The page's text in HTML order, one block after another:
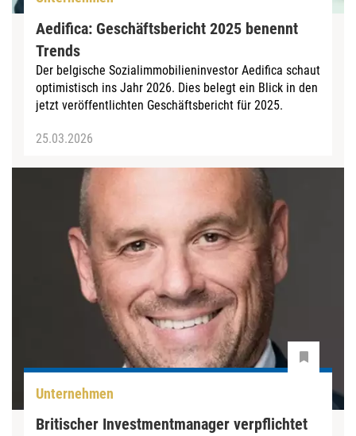
Aedifica: Geschäftsbericht 2025 benennt
Trends
Der belgische Sozialimmobilieninvestor Aedifica schaut
optimistisch ins Jahr 2026. Dies belegt ein Blick in den
jetzt veröffentlichten Geschäftsbericht für 2025.
25.03.2026
Unternehmen
Britischer Investmentmanager verpflichtet